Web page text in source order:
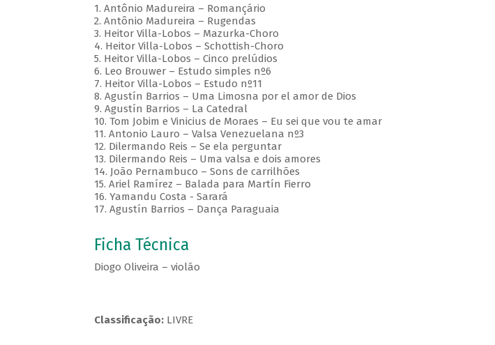
1. Antônio Madureira – Romançário
2. Antônio Madureira – Rugendas
3. Heitor Villa-Lobos – Mazurka-Choro
4. Heitor Villa-Lobos – Schottish-Choro
5. Heitor Villa-Lobos – Cinco prelúdios
6. Leo Brouwer – Estudo simples nº6
7. Heitor Villa-Lobos – Estudo nº11
8. Agustín Barrios – Uma Limosna por el amor de Dios
9. Agustín Barrios – La Catedral
10. Tom Jobim e Vinicius de Moraes – Eu sei que vou te amar
11. Antonio Lauro – Valsa Venezuelana nº3
12. Dilermando Reis – Se ela perguntar
13. Dilermando Reis – Uma valsa e dois amores
14. João Pernambuco – Sons de carrilhões
15. Ariel Ramírez – Balada para Martín Fierro
16. Yamandu Costa - Sarará
17. Agustín Barrios – Dança Paraguaia
Ficha Técnica
Diogo Oliveira – violão
Classificação: LIVRE